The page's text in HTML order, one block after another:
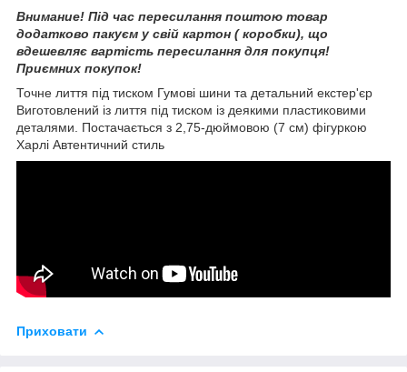
Внимание! Під час пересилання поштою товар
додатково пакуєм у свій картон ( коробки), що
вдешевляє вартість пересилання для покупця!
Приємних покупок!
Точне лиття під тиском Гумові шини та детальний екстер'єр
Виготовлений із лиття під тиском із деякими пластиковими
деталями. Постачається з 2,75-дюймовою (7 см) фігуркою
Харлі Автентичний стиль
Приховати